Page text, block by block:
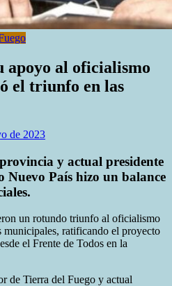
apoyo al oficialismo
el triunfo en las
de 2023
y actual presidente
Nuevo País hizo un balance
un rotundo triunfo al oficialismo
ratificando el proyecto
el Frente de Todos en la
de Tierra del Fuego y actual